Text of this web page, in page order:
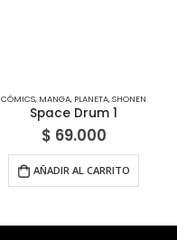
CÓMICS, MANGA, PLANETA,SHONEN
Space Drum 1
$ 69.000
AÑADIR AL CARRITO